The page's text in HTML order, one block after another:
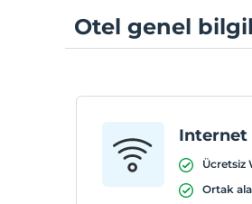
Otel genel
Internet
Ücretsiz
Ortak